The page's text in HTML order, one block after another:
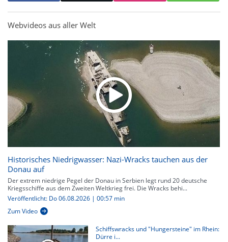
Webvideos aus aller Welt
Historisches Niedrigwasser: Nazi-Wracks tauchen aus der
Donau auf
Der extrem niedrige Pegel der Donau in Serbien legt rund 20 deutsche
Kriegsschiffe aus dem Zweiten Weltkrieg frei. Die Wracks behi...
Veröffentlicht: Do 06.08.2026 | 00:57 min
Zum Video
Schiffswracks und "Hungersteine" im Rhein:
Dürre i...